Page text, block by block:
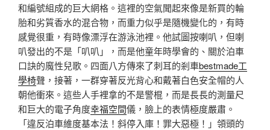
和編號組成的巨大網格。這裡的空氣聞起來像是新買的輪
胎和劣質香水的混合物，而重力似乎是隨機變化的，有時
感覺很重，有時像漂浮在游泳池裡。他試圖按喇叭，但喇
叭發出的不是「叭叭」，而是他童年時學會的、關於泊車
口訣的魔性兒歌。四面八方傳來了刺耳的剎車bestmade工
學椅聲，接著，一群穿著反光背心和戴著白色安全帽的人
朝他衝來。這些人手裡拿的不是警棍，而是長長的測量尺
和巨大的電子角度幸福空間儀，臉上的表情極度嚴肅。
「違反泊車維度基本法！斜停入庫！罪大惡極！」領頭的